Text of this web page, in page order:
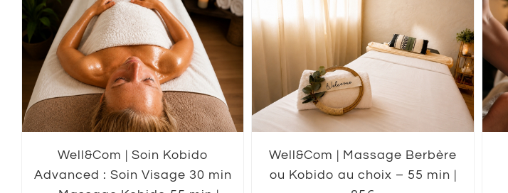
Well&Com | Soin Kobido
Advanced : Soin Visage 30 min
Well&Com | Massage Berbère
ou Kobido au choix – 55 min |